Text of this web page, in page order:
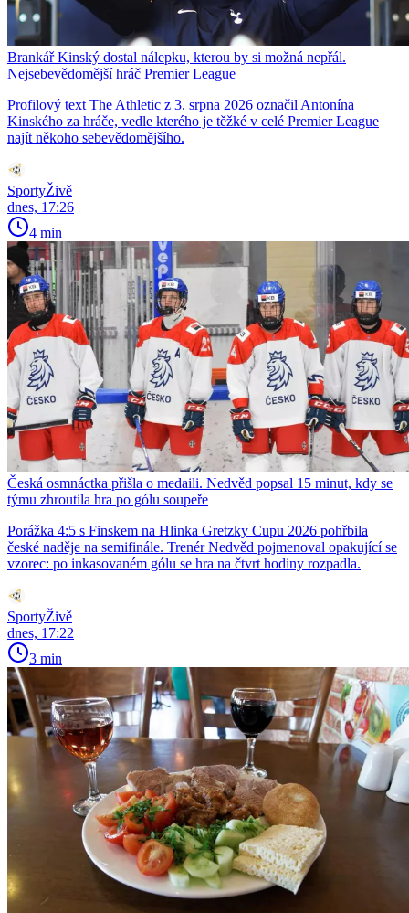
Brankář Kinský dostal nálepku, kterou by si možná nepřál.
Nejsebevědomější hráč Premier League
Profilový text The Athletic z 3. srpna 2026 označil Antonína
Kinského za hráče, vedle kterého je těžké v celé Premier League
najít někoho sebevědomějšího.
SportyŽivě
dnes, 17:26
4 min
Česká osmnáctka přišla o medaili. Nedvěd popsal 15 minut, kdy se
týmu zhroutila hra po gólu soupeře
Porážka 4:5 s Finskem na Hlinka Gretzky Cupu 2026 pohřbila
české naděje na semifinále. Trenér Nedvěd pojmenoval opakující se
vzorec: po inkasovaném gólu se hra na čtvrt hodiny rozpadla.
SportyŽivě
dnes, 17:22
3 min